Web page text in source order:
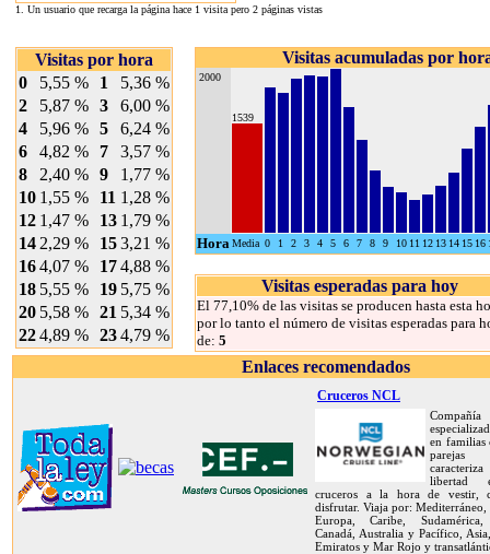
1. Un usuario que recarga la página hace 1 visita pero 2 páginas vistas
Visitas por hora
0
5,55 % 1
5,36 %
2
5,87 % 3
6,00 %
4
5,96 % 5
6,24 %
6
4,82 % 7
3,57 %
8
2,40 % 9
1,77 %
10 1,55 % 11 1,28 %
12 1,47 % 13 1,79 %
14 2,29 % 153,21 %
164,07 % 174,88 %
18 5,55 % 19 5,75 %
20 5,58 % 21 5,34 %
224,89 % 234,79 %
Visitas acumuladas por
2000
1539
HoraMedia 0 1 2 3 4 5 6 7 8 9 10 11 12 13 14 15 16
Visitas esperadas para hoy
El 77,10% de las visitas se producen hasta esta
por lo tanto el número de visitas esperadas para
de: 5
Enlaces recomendados
Cruceros NCL
Compañía
en familias
libertad
cruceros a la hora de vestir,
disfrutar. Viaja por: Mediterráneo,
Europa, Caribe, Sudamérica,
Canadá, Australia y Pacífico,
Emiratos y Mar Rojo y